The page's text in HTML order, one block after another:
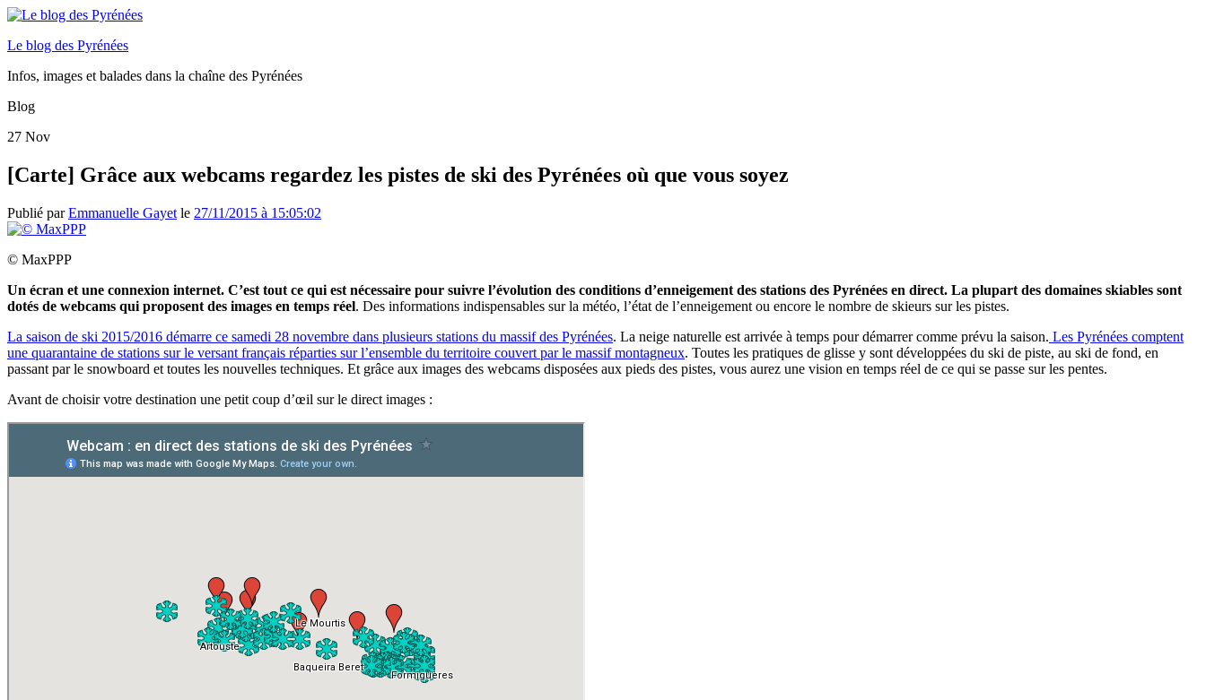
Le blog des Pyrénées
Infos, images et balades dans la chaîne des Pyrénées
Blog
27 Nov
[Carte] Grâce aux webcams regardez les pistes de ski des Pyrénées où que vous soyez
Publié parEmmanuelle Gayet le 27/11/2015 à 15:05:02
© MaxPPP
Un écran et une connexion internet. C’est tout ce qui est nécessaire pour suivre l’évolution des conditions d’enneigement des stations des Pyrénées en direct. La plupart des domaines skiables sont
dotés de webcams qui proposent des images en temps réel. Des informations indispensables sur la météo, l’état de l’enneigement ou encore le nombre de skieurs sur les pistes.
La saison de ski 2015/2016 démarre ce samedi 28 novembre dans plusieurs stations du massif des Pyrénées. La neige naturelle est arrivée à temps pour démarrer comme prévu la saison. Les Pyrénées comptent
une quarantaine de stations sur le versant français réparties sur l’ensemble du territoire couvert par le massif montagneux. Toutes les pratiques de glisse y sont développées du ski de piste, au ski de fond, en
passant par le snowboard et toutes les nouvelles techniques. Et grâce aux images des webcams disposées aux pieds des pistes, vous aurez une vision en temps réel de ce qui se passe sur les pentes.
Avant de choisir votre destination une petit coup d’œil sur le direct images :